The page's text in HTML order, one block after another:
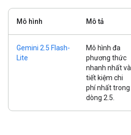
Mô hình Mô tả
Gemini 2.5 Flash-
Lite
Mô hình đa
phương thức
nhanh nhất và
tiết kiệm chi
phí nhất trong
dòng 2.5.